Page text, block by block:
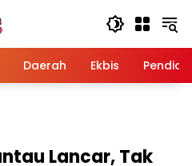
Daerah Ekbis
Lancar, Tak